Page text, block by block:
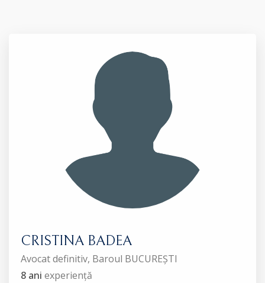
CRISTINA BADEA
Avocat definitiv, Baroul BUCUREȘTI
8 ani experiență